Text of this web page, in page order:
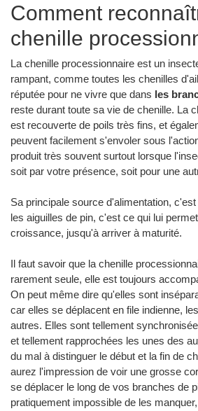
Comment
chenille
La chenille processionnaire est un
rampant, comme toutes les chenilles
réputée pour ne vivre que dans les
reste durant toute sa vie de chenille. La
est recouverte de poils très fins, et
peuvent facilement s'envoler sous
produit très souvent surtout lorsque
soit par votre présence, soit pour une
Sa principale source d'alimentation, c'est
les aiguilles de pin, c'est ce qui lui
croissance, jusqu'à arriver à maturité.
Il faut savoir que la chenille
rarement seule, elle est toujours
On peut même dire qu'elles sont
car elles se déplacent en file indienne,
autres. Elles sont tellement
et tellement rapprochées les unes des
du mal à distinguer le début et la fin de
aurez l'impression de voir une grosse
se déplacer le long de vos branches de
pratiquement impossible de les